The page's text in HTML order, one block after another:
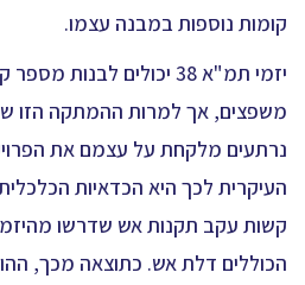
קומות נוספות במבנה עצמו.
יזמי תמ"א 38 יכולים
משפצים, אך למרות ההמתקה הזו
נרתעים מלקחת על עצמם את
קשות עקב תקנות אש שדרשו
הכוללים דלת אש. כתוצאה מכך,